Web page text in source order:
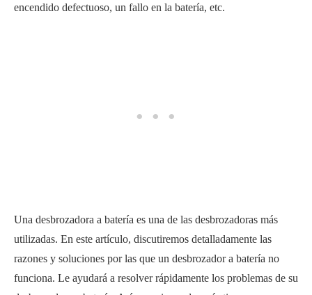
encendido defectuoso, un fallo en la batería, etc.
Una desbrozadora a batería es una de las desbrozadoras más
utilizadas. En este artículo, discutiremos detalladamente las
razones y soluciones por las que un desbrozador a batería no
funciona. Le ayudará a resolver rápidamente los problemas de su